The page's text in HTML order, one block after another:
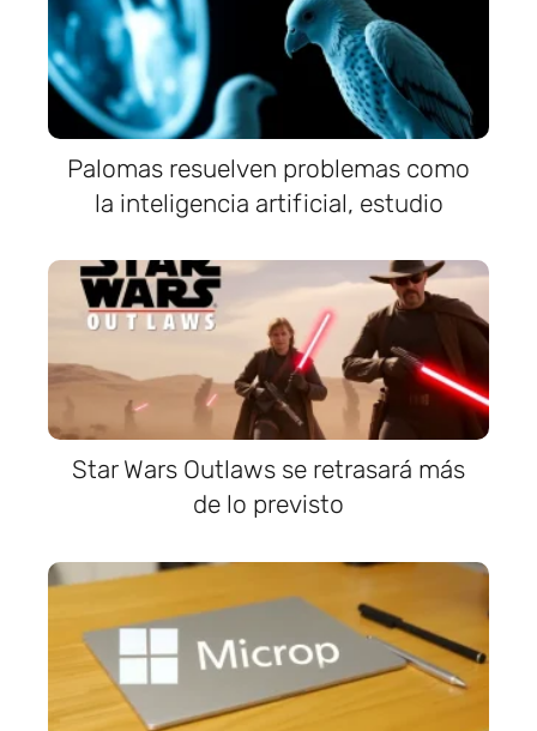
Palomas resuelven problemas como
la inteligencia artificial, estudio
Star Wars Outlaws se retrasará más
de lo previsto